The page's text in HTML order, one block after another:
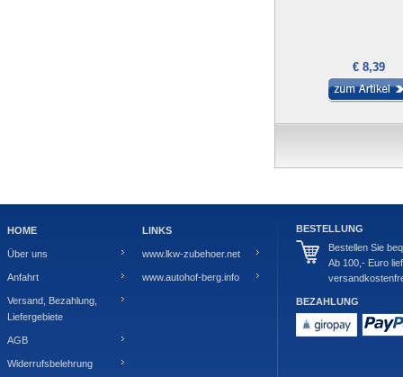
€ 8,39
HOME
Über uns
Anfahrt
Versand, Bezahlung,
Liefergebiete
AGB
Widerrufsbelehrung
LINKS
www.lkw-zubehoer.net
www.autohof-berg.info
BESTELLUNG
Bestellen Sie
Ab 100,- Euro
BEZAHLUNG